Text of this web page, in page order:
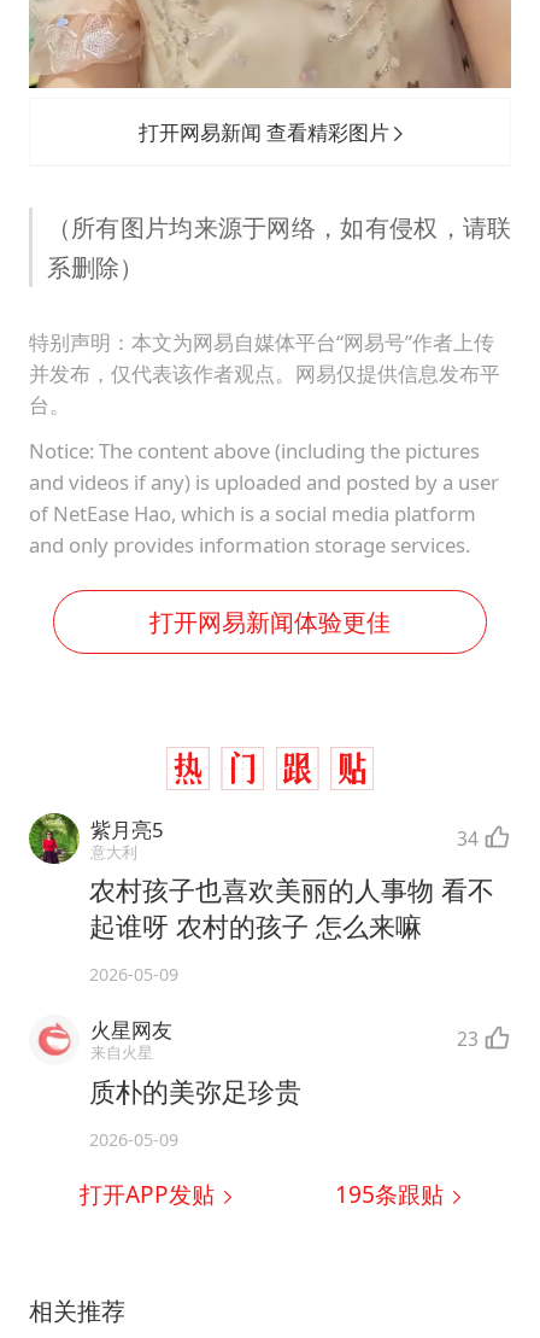
打开网易新闻 查看精彩图片
（所有图片均来源于网络，如有侵权，请联
系删除）
特别声明：本文为网易自媒体平台“网易号”作者上传
并发布，仅代表该作者观点。网易仅提供信息发布平
台。
Notice: The content above (including the pictures
and videos if any) is uploaded and posted by a user
of NetEase Hao, which is a social media platform
and only provides information storage services.
打开网易新闻体验更佳
紫月亮5
意大利 34
农村孩子也喜欢美丽的人事物 看不
起谁呀 农村的孩子 怎么来嘛
2026-05-09
火星网友
来自火星 23
质朴的美弥足珍贵
2026-05-09
打开APP发贴 195条跟贴
相关推荐